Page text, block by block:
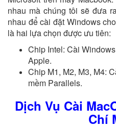
nhau mà chúng tôi sẽ đưa
nhau để cài đặt Windows
là hai lựa chọn được ưu tiên:
Chip Intel: Cài
Apple.
Chip M1, M2, M3, M4:
mềm Parallels.
Dịch Vụ Cài
Chí